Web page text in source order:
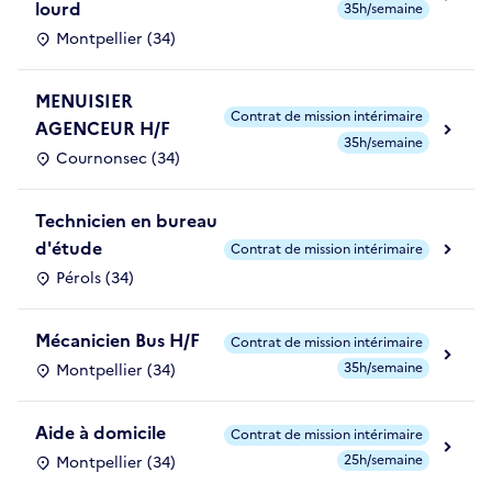
lourd
Montpellier (34)
35h/semaine
MENUISIER
AGENCEUR H/F
Cournonsec (34)
Contrat de mission intérimaire
35h/semaine
Technicien en bureau
d'étude
Pérols (34)
Contrat de mission intérimaire
Mécanicien Bus H/F
Montpellier (34)
Contrat de mission intérimaire
35h/semaine
Aide à domicile
Montpellier (34)
Contrat de mission intérimaire
25h/semaine